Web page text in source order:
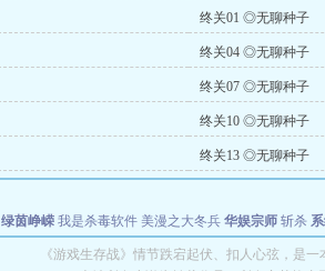
终关01 ◎无聊种子
终关04 ◎无聊种子
终关07 ◎无聊种子
终关10 ◎无聊种子
终关13 ◎无聊种子
绿茵峥嵘 我是杀毒软件 美漫之大冬兵 华娱宗师 斩杀
教练万岁 都市全能巨星 绝对交易 全职武神 位面复
《游戏生存战》情节跌宕起伏、扣人心弦，是